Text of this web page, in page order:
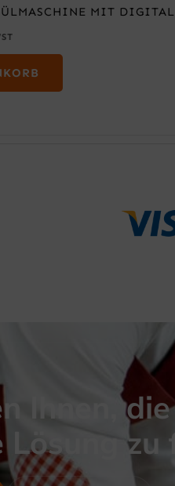
MIT
Ihnen, die
zu